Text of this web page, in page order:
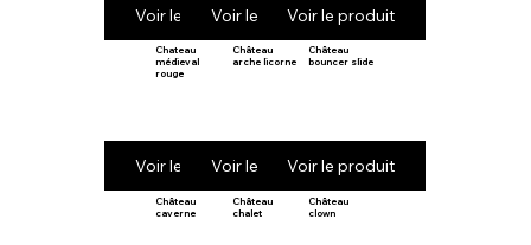
Voir le produitVoir le produitVoir le produit
Chateau
médieval
rouge
Voir le produit
Château
arche licorne
Voir le produit
Château
bouncer slide
Voir le produit
Château
caverne
Château
chalet
Château
clown